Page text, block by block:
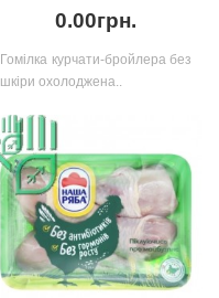
0.00грн.
Гомілка курчати-бройлера без
шкіри охолоджена..